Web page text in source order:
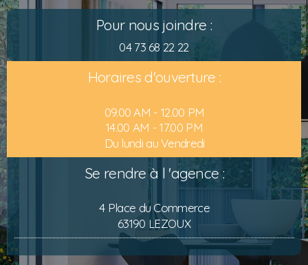
Pour nous joindre :
04 73 68 22 22
Horaires d'ouverture :
09.00 AM - 12.00 PM
14.00 AM - 17.00 PM
Du lundi au Vendredi
Se rendre à l 'agence :
4 Place du Commerce
63190 LEZOUX